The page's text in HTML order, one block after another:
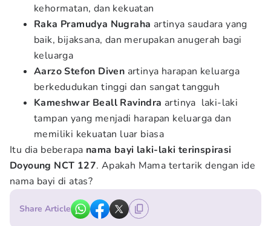
kehormatan, dan kekuatan
Raka Pramudya Nugraha artinya saudara yang
baik, bijaksana, dan merupakan anugerah bagi
keluarga
AarzoStefon Diven artinya harapan keluarga
berkedudukan tinggi dan sangat tangguh
Kameshwar Beall Ravindra artinya laki-laki
tampan yang menjadi harapan keluarga dan
memiliki kekuatan luar biasa
Itu dia beberapa nama bayi laki-laki terinspirasi
Doyoung NCT 127. Apakah Mama tertarik dengan ide
nama bayi di atas?
Share Article